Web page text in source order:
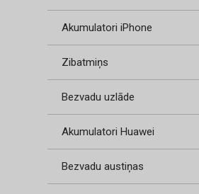
Akumulatori iPhone
Zibatmiņs
Bezvadu uzlāde
Akumulatori Huawei
Bezvadu austiņas